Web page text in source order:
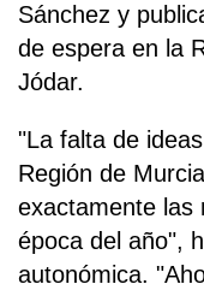
Sánchez y
de espera en la
Jódar.
"La falta de
Región de
exactamente las
época del año",
autonómica.